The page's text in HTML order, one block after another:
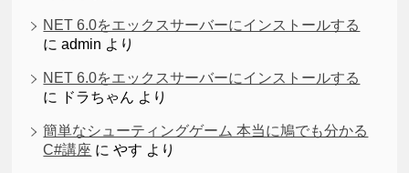
NET 6.0をエックスサーバーにインストールする
にadmin より
NET 6.0をエックスサーバーにインストールする
に
ドラちゃん より
簡単なシューティングゲーム 本当に鳩でも分かる
C#講座 にやす より